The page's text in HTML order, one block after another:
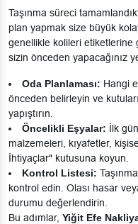
Taşınma süreci
plan yapmak size büyük
genellikle kolileri
sizin önceden yapacağınız
Oda Planlaması: Hangi
önceden belirleyin ve
yapıştırın.
Öncelikli Eşyalar: İlk
malzemeleri, kıyafetler,
İhtiyaçlar" kutusuna koyun.
Kontrol Listesi:
kontrol edin. Olası hasar
durumu değerlendirin.
Bu adımlar, Yiğit Efe